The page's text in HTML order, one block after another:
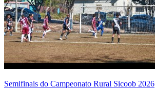
Semifinais do Campeonato Rural Sicoob 2026